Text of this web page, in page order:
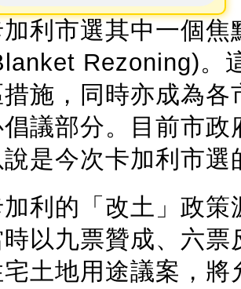
利市選其中一個
Rezoning)。
措施，同時亦成為
議部分。目前市
說是今次卡加利市
利的「改土」政
時以九票贊成、六
土地用途議案，